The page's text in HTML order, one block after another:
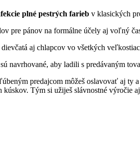
plné pestrých farieb v klasických
pre pánov na formálne účely aj voľný
aj chlapcov vo všetkých
navrhované, aby ladili s predávaným
predajcom môžeš oslavovať aj ty
kúskov. Tým si užiješ slávnostné